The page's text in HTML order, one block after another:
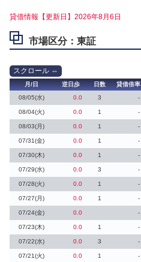
貸借情報【更新日】2026年8月6日
市場区分：東証
月/日 逆日歩 日数 貸借倍率
08/05(水)
0.0 3 -
08/04(火) 0.0 1 -
08/03(月) 0.0 1 -
07/31(金) 0.0 1 -
07/30(木) 0.0 1 -
07/29(水) 0.0 3 -
07/28(火) 0.0 1 -
07/27(月) 0.0 1 -
07/24(金) 0.0 -
07/23(木) 0.0 1 -
07/22(水) 0.0 3 -
07/21(火) 0.0 1 -